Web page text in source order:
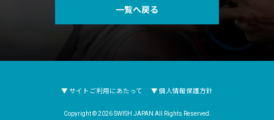
お問合せ
一覧へ戻る
Copyright © 2026 SWISH JAPAN All Rights Reserved.
▼ サイトご利用にあたって ▼ 個人情報保護方針